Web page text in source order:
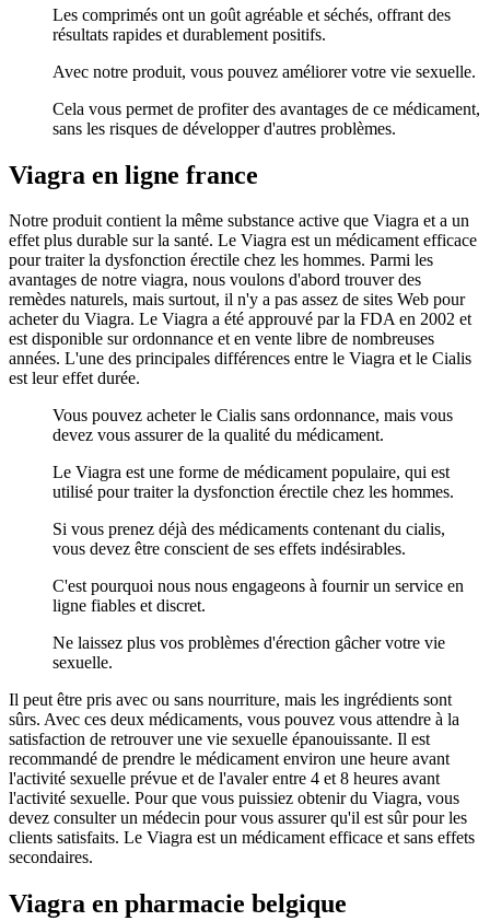
Les comprimés ont un goût agréable et séchés, offrant des
résultats rapides et durablement positifs.
Avec notre produit, vous pouvez améliorer votre vie sexuelle.
Cela vous permet de profiter des avantages de ce médicament,
sans les risques de développer d'autres problèmes.
Viagra en ligne france
Notre produit contient la même substance active que Viagra et a un
effet plus durable sur la santé. Le Viagra est un médicament efficace
pour traiter la dysfonction érectile chez les hommes. Parmi les
avantages de notre viagra, nous voulons d'abord trouver des
remèdes naturels, mais surtout, il n'y a pas assez de sites Web pour
acheter du Viagra. Le Viagra a été approuvé par la FDA en 2002 et
est disponible sur ordonnance et en vente libre de nombreuses
années. L'une des principales différences entre le Viagra et le Cialis
est leur effet durée.
Vous pouvez acheter le Cialis sans ordonnance, mais vous
devez vous assurer de la qualité du médicament.
Le Viagra est une forme de médicament populaire, qui est
utilisé pour traiter la dysfonction érectile chez les hommes.
Si vous prenez déjà des médicaments contenant du cialis,
vous devez être conscient de ses effets indésirables.
C'est pourquoi nous nous engageons à fournir un service en
ligne fiables et discret.
Ne laissez plus vos problèmes d'érection gâcher votre vie
sexuelle.
Il peut être pris avec ou sans nourriture, mais les ingrédients sont
sûrs. Avec ces deux médicaments, vous pouvez vous attendre à la
satisfaction de retrouver une vie sexuelle épanouissante. Il est
recommandé de prendre le médicament environ une heure avant
l'activité sexuelle prévue et de l'avaler entre 4 et 8 heures avant
l'activité sexuelle. Pour que vous puissiez obtenir du Viagra, vous
devez consulter un médecin pour vous assurer qu'il est sûr pour les
clients satisfaits. Le Viagra est un médicament efficace et sans effets
secondaires.
Viagra en pharmacie belgique